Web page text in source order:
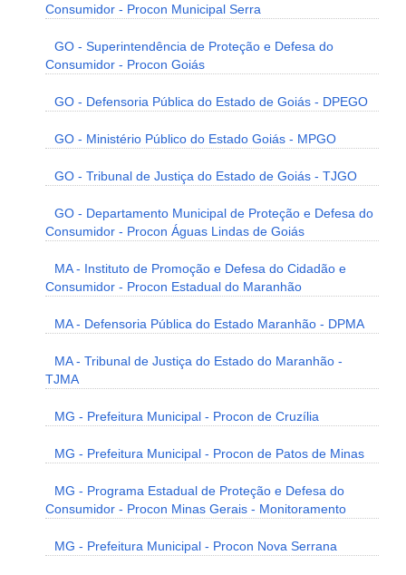
Consumidor - Procon Municipal Serra
GO - Superintendência de Proteção e Defesa do
Consumidor - Procon Goiás
GO - Defensoria Pública do Estado de Goiás - DPEGO
GO - Ministério Público do Estado Goiás - MPGO
GO - Tribunal de Justiça do Estado de Goiás - TJGO
GO - Departamento Municipal de Proteção e Defesa do
Consumidor - Procon Águas Lindas de Goiás
MA - Instituto de Promoção e Defesa do Cidadão e
Consumidor - Procon Estadual do Maranhão
MA - Defensoria Pública do Estado Maranhão - DPMA
MA - Tribunal de Justiça do Estado do Maranhão -
TJMA
MG - Prefeitura Municipal - Procon de Cruzília
MG - Prefeitura Municipal - Procon de Patos de Minas
MG - Programa Estadual de Proteção e Defesa do
Consumidor - Procon Minas Gerais - Monitoramento
MG - Prefeitura Municipal - Procon Nova Serrana